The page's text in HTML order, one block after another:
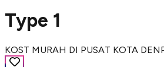
Type 1
KOST MURAH DI PUSAT KOTA